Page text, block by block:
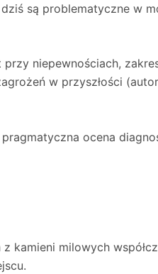
są problematyczne w
niepewnościach,
w przyszłości
ocena
kamieni milowych